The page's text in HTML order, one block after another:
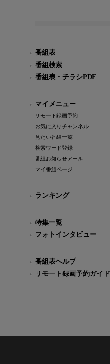
番組表
番組検索
番組表・チラシPDF
マイメニュー
リモート録画予約
お気に入りチャンネル
見たい番組一覧
検索ワード登録
番組お知らせメール
マイ番組ページ
ランキング
特集一覧
フォトインタビュー
番組表ヘルプ
リモート録画予約ガイド